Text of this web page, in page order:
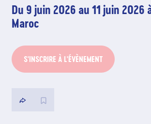
Du 9 juin 2026 au 11 juin 2026
Maroc
S'INSCRIRE À L'ÉVÈNEMENT